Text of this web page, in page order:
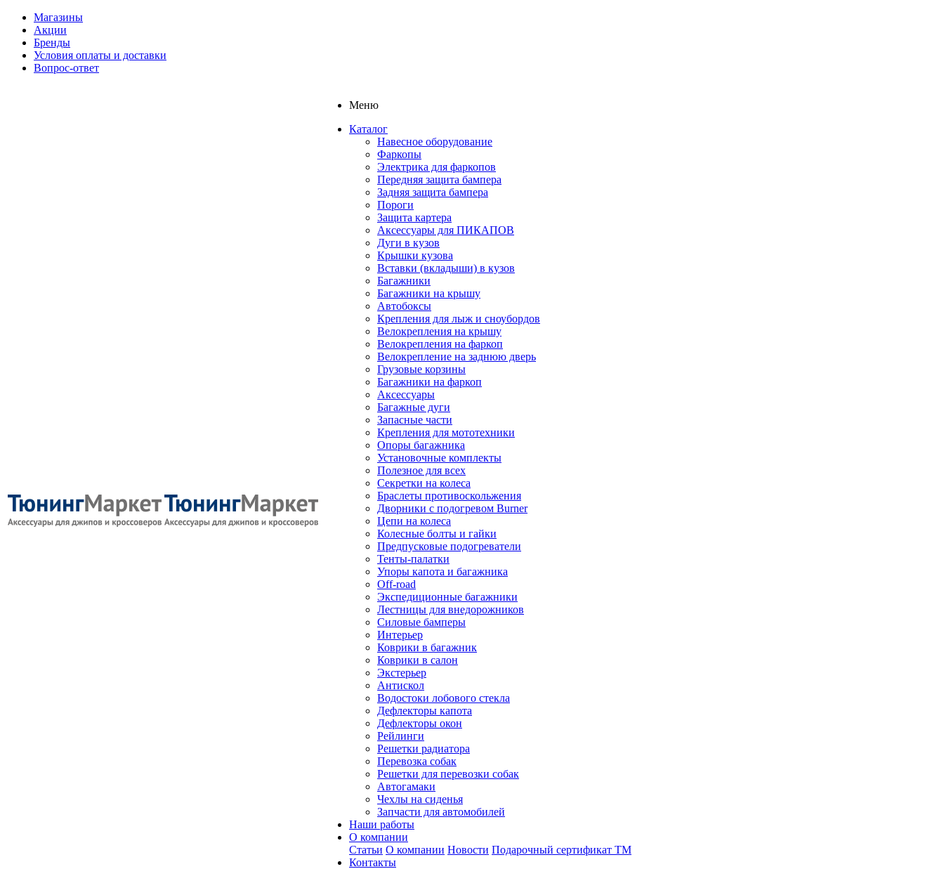
Магазины
Акции
Бренды
Условия оплаты и доставки
Вопрос-ответ
Меню
Каталог
Навесное оборудование
Фаркопы
Электрика для фаркопов
Передняя защита бампера
Задняя защита бампера
Пороги
Защита картера
Аксессуары для ПИКАПОВ
Дуги в кузов
Крышки кузова
Вставки (вкладыши) в кузов
Багажники
Багажники на крышу
Автобоксы
Крепления для лыж и сноубордов
Велокрепления на крышу
Велокрепления на фаркоп
Велокрепление на заднюю дверь
Грузовые корзины
Багажники на фаркоп
Аксессуары
Багажные дуги
Запасные части
Крепления для мототехники
Опоры багажника
Установочные комплекты
Полезное для всех
Секретки на колеса
Браслеты противоскольжения
Дворники с подогревом Burner
Цепи на колеса
Колесные болты и гайки
Предпусковые подогреватели
Тенты-палатки
Упоры капота и багажника
Off-road
Экспедиционные багажники
Лестницы для внедорожников
Силовые бамперы
Интерьер
Коврики в багажник
Коврики в салон
Экстерьер
Антискол
Водостоки лобового стекла
Дефлекторы капота
Дефлекторы окон
Рейлинги
Решетки радиатора
Перевозка собак
Решетки для перевозки собак
Автогамаки
Чехлы на сиденья
Запчасти для автомобилей
Наши работы
О компании
Статьи О компании Новости Подарочный сертификат ТМ
Контакты